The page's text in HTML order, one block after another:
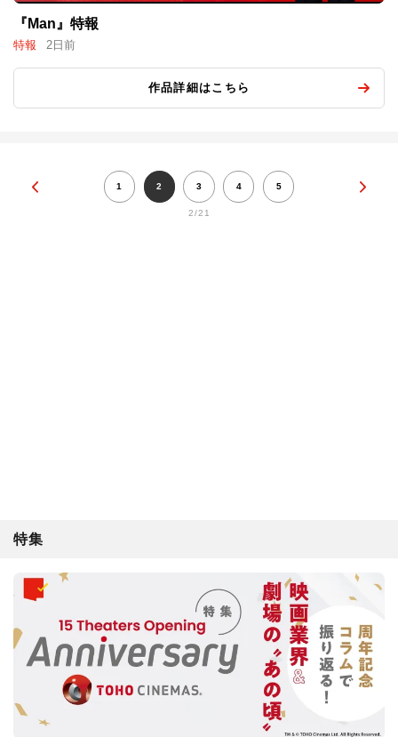
『Man』特報
特報 2日前
作品詳細はこちら
1 2 3 4 5
2/21
特集